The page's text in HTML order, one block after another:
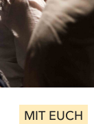
MIT EUCH